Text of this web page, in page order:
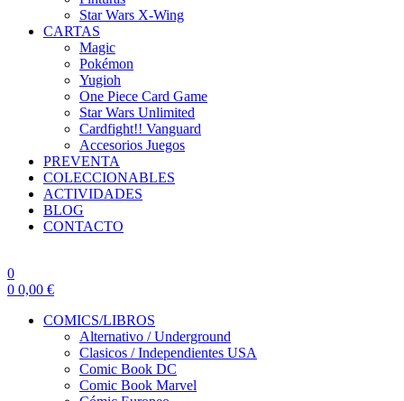
Star Wars X-Wing
CARTAS
Magic
Pokémon
Yugioh
One Piece Card Game
Star Wars Unlimited
Cardfight!! Vanguard
Accesorios Juegos
PREVENTA
COLECCIONABLES
ACTIVIDADES
BLOG
CONTACTO
0
0 0,00 €
COMICS/LIBROS
Alternativo / Underground
Clasicos / Independientes USA
Comic Book DC
Comic Book Marvel